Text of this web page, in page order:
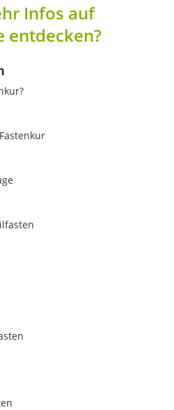
Infos auf
entdecken?